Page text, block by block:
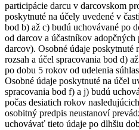
participácie darcu v darcovskom
poskytnuté na účely uvedené v
bod b) až c) budú uchovávané po
od darcov a účastníkov
darcov). Osobné údaje poskytnuté
rozsah a účel spracovania bod d)
po dobu 5 rokov od udelenia
Osobné údaje poskytnuté na účel
spracovania bod f) a j) budú
počas desiatich rokov
osobitný predpis neustanoví
uchovávať tieto údaje po dlhšiu